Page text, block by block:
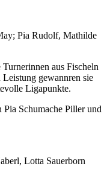
Pia Rudolf, Mathilde
aus Fischeln
gewannren sie
Ligapunkte.
Schumache Piller und
Lotta Sauerborn